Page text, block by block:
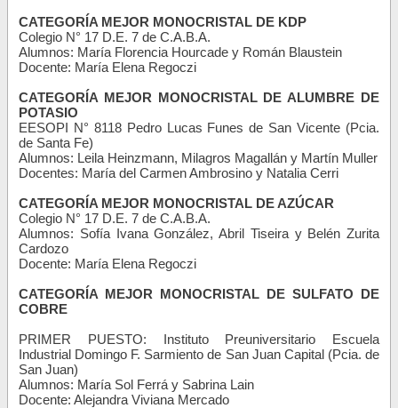
CATEGORÍA MEJOR MONOCRISTAL DE KDP
Colegio N° 17 D.E. 7 de C.A.B.A.
Alumnos: María Florencia Hourcade y Román Blaustein
Docente: María Elena Regoczi
CATEGORÍA MEJOR MONOCRISTAL DE ALUMBRE DE
POTASIO
EESOPI N° 8118 Pedro Lucas Funes de San Vicente (Pcia.
de Santa Fe)
Alumnos: Leila Heinzmann, Milagros Magallán y Martín Muller
Docentes: María del Carmen Ambrosino y Natalia Cerri
CATEGORÍA MEJOR MONOCRISTAL DE AZÚCAR
Colegio N° 17 D.E. 7 de C.A.B.A.
Alumnos: Sofía Ivana González, Abril Tiseira y Belén Zurita
Cardozo
Docente: María Elena Regoczi
CATEGORÍA MEJOR MONOCRISTAL DE SULFATO DE
COBRE
PRIMER PUESTO: Instituto Preuniversitario Escuela
Industrial Domingo F. Sarmiento de San Juan Capital (Pcia. de
San Juan)
Alumnos: María Sol Ferrá y Sabrina Lain
Docente: Alejandra Viviana Mercado